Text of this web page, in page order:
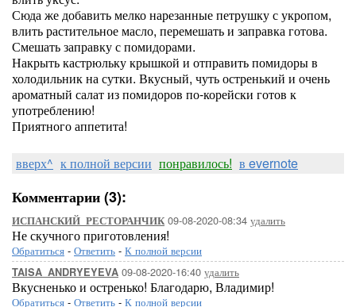
Сюда же добавить мелко нарезанные петрушку с укропом,
влить растительное масло, перемешать и заправка готова.
Смешать заправку с помидорами.
Накрыть кастрюльку крышкой и отправить помидоры в
холодильник на сутки. Вкусный, чуть остренький и очень
ароматный салат из помидоров по-корейски готов к
употреблению!
Приятного аппетита!
вверх^ к полной версии понравилось! в evernote
Комментарии (3):
ИСПАНСКИЙ_РЕСТОРАНЧИК09-08-2020-08:34 удалить
Не скучного приготовления!
Обратиться - Ответить - К полной версии
TAISA_ANDRYEYEVA 09-08-2020-16:40 удалить
Вкусненько и остренько! Благодарю, Владимир!
Обратиться - Ответить - К полной версии